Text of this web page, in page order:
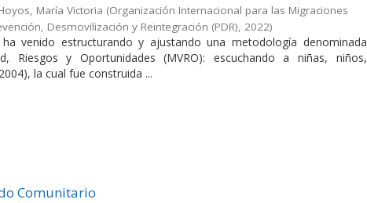
María Victoria (Organización Internacional para las Migraciones
Desmovilización y Reintegración (PDR), 2022)
venido estructurando y ajustando una metodología denominada
Riesgos y Oportunidades (MVRO): escuchando a niñas, niños,
la cual fue construida ...
Comunitario